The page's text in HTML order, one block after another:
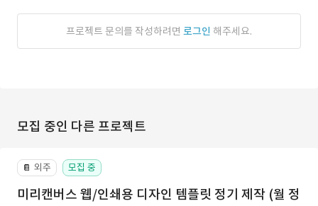
프로젝트 문의를 작성하려면 로그인 해주세요.
모집 중인 다른 프로젝트
📔 외주 모집 중
미리캔버스 웹/인쇄용 디자인 템플릿 정기 제작 (월 정